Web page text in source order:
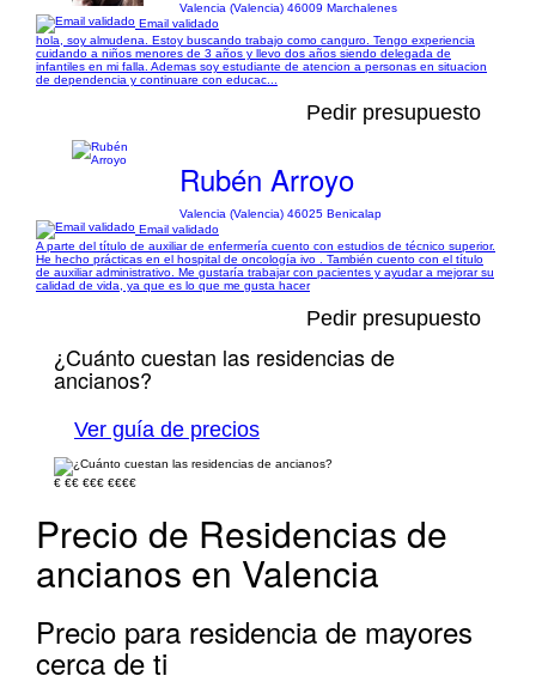
Valencia (Valencia) 46009 Marchalenes
Email validado
hola, soy almudena. Estoy buscando trabajo como canguro. Tengo experiencia
cuidando a niños menores de 3 años y llevo dos años siendo delegada de
infantiles en mi falla. Ademas soy estudiante de atencion a personas en situacion
de dependencia y continuare con educac...
Pedir presupuesto
Rubén Arroyo
Valencia (Valencia) 46025 Benicalap
Email validado
A parte del título de auxiliar de enfermería cuento con estudios de técnico superior.
He hecho prácticas en el hospital de oncología ivo . También cuento con el título
de auxiliar administrativo. Me gustaría trabajar con pacientes y ayudar a mejorar su
calidad de vida, ya que es lo que me gusta hacer
Pedir presupuesto
¿Cuánto cuestan las residencias de
ancianos?
Ver guía de precios
€ €€ €€€ €€€€
Precio de Residencias de
ancianos en Valencia
Precio para residencia de mayores
cerca de ti